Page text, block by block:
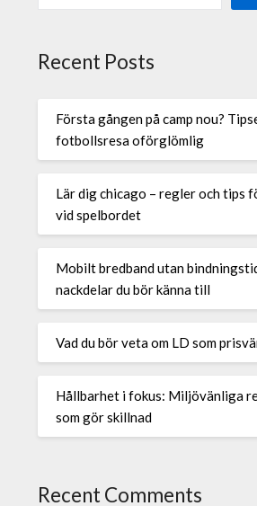
Recent Posts
Första gången på camp nou?
fotbollsresa oförglömlig
Lär dig chicago – regler och tips
vid spelbordet
Mobilt bredband utan
nackdelar du bör känna till
Vad du bör veta om LD som
Hållbarhet i fokus: Miljövänliga
som gör skillnad
Recent Comments